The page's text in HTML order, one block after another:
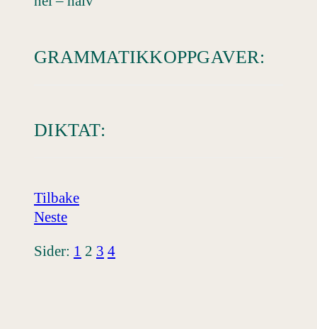
GRAMMATIKKOPPGAVER:
DIKTAT:
Tilbake
Neste
Sider: 1 2 3 4